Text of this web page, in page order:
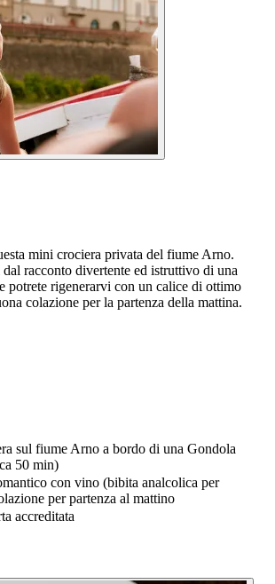
mini crociera privata del fiume Arno.
dal racconto divertente ed istruttivo di una
potrete rigenerarvi con un calice di ottimo
colazione per la partenza della mattina.
sul fiume Arno a bordo di una Gondola
50 min)
con vino (bibita analcolica per
per partenza al mattino
accreditata